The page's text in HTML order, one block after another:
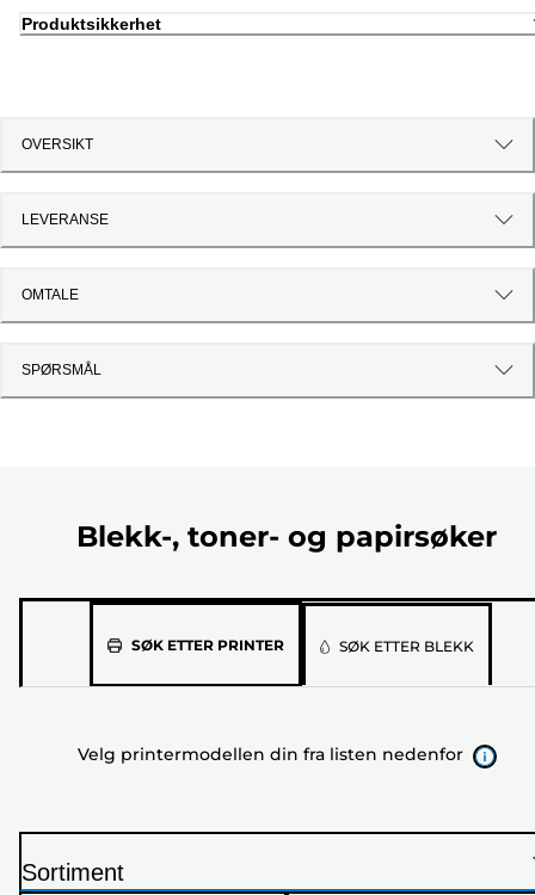
Produktsikkerhet
OVERSIKT
LEVERANSE
OMTALE
SPØRSMÅL
Blekk-, toner- og papirsøker
SØK ETTER PRINTERVelg
listen
SØK ETTER BLEKK
Velg printermodellen din fra listen nedenfor
Sortiment